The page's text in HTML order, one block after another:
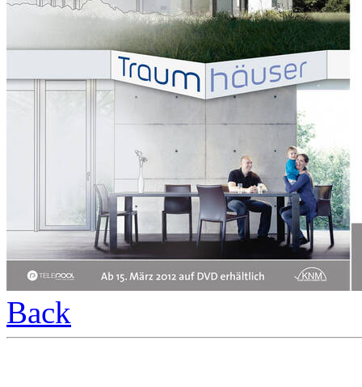
Back